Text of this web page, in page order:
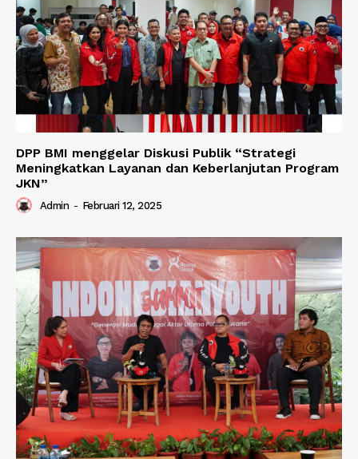
DPP BMI menggelar Diskusi Publik “Strategi
Meningkatkan Layanan dan Keberlanjutan Program
JKN”
Admin - Februari 12, 2025